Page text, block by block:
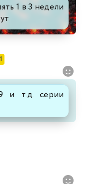
1 в 3 недели
и т.д. серии